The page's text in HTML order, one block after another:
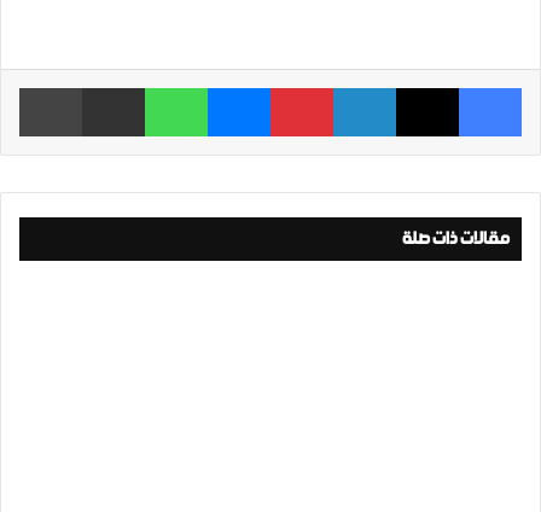
فيسبوك ‫X لينكدإن بينتيريست ماسنجر واتساب مشاركة عبر البريد
مقالات ذات صلة